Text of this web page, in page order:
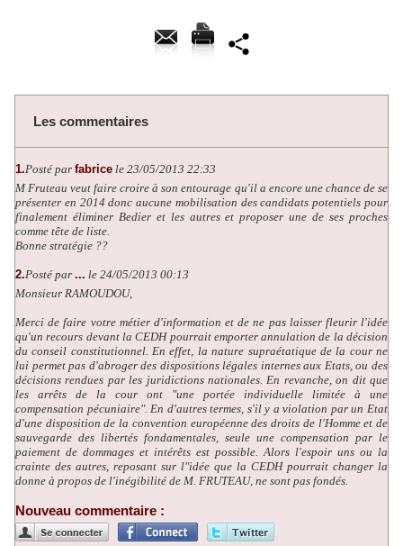
Les commentaires
1.Posté par fabrice le 23/05/2013 22:33
M Fruteau veut faire croire à son entourage qu'il a encore une chance de se
présenter en 2014 donc aucune mobilisation des candidats potentiels pour
finalement éliminer Bedier et les autres et proposer une de ses proches
comme tête de liste.
Bonne stratégie ??
2.Posté par ... le 24/05/2013 00:13
Monsieur RAMOUDOU,
Merci de faire votre métier d'information et de ne pas laisser fleurir l'idée
qu'un recours devant la CEDH pourrait emporter annulation de la décision
du conseil constitutionnel. En effet, la nature supraétatique de la cour ne
lui permet pas d'abroger des dispositions légales internes aux Etats, ou des
décisions rendues par les juridictions nationales. En revanche, on dit que
les arrêts de la cour ont "une portée individuelle limitée à une
compensation pécuniaire". En d'autres termes, s'il y a violation par un Etat
d'une disposition de la convention européenne des droits de l'Homme et de
sauvegarde des libertés fondamentales, seule une compensation par le
paiement de dommages et intérêts est possible. Alors l'espoir uns ou la
crainte des autres, reposant sur l"idée que la CEDH pourrait changer la
donne à propos de l'inégibilité de M. FRUTEAU, ne sont pas fondés.
Nouveau commentaire :